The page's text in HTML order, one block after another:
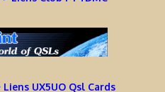
UX5UO Qsl Cards